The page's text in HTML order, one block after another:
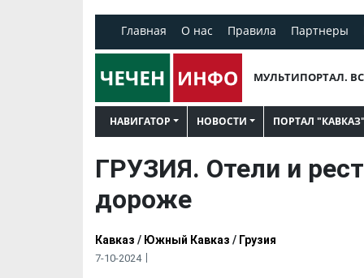
Главная О нас Правила Партнеры
МУЛЬТИПОРТАЛ.
НАВИГАТОР НОВОСТИ ПОРТАЛ "КАВКАЗ"
ГРУЗИЯ. Отели и
дороже
Кавказ / Южный Кавказ / Грузия
7-10-2024